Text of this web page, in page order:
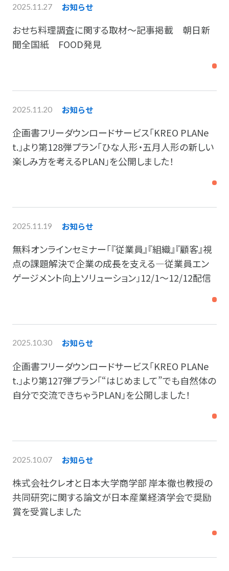
2025.11.27 お知らせ
おせち料理調査に関する取材～記事掲載 朝日新
聞全国紙 FOOD発見
2025.11.20 お知らせ
企画書フリーダウンロードサービス「KREO PLANe
t.」より第128弾プラン「ひな人形・五月人形の新しい
楽しみ方を考えるPLAN」を公開しました！
2025.11.19 お知らせ
無料オンラインセミナー「『従業員』『組織』『顧客』視
点の課題解決で企業の成長を支える―従業員エン
ゲージメント向上ソリューション」12/1～12/12配信
2025.10.30 お知らせ
企画書フリーダウンロードサービス「KREO PLANe
t.」より第127弾プラン「“はじめまして”でも自然体の
自分で交流できちゃうPLAN」を公開しました！
2025.10.07 お知らせ
株式会社クレオと日本大学商学部 岸本徹也教授の
共同研究に関する論文が日本産業経済学会で奨励
賞を受賞しました